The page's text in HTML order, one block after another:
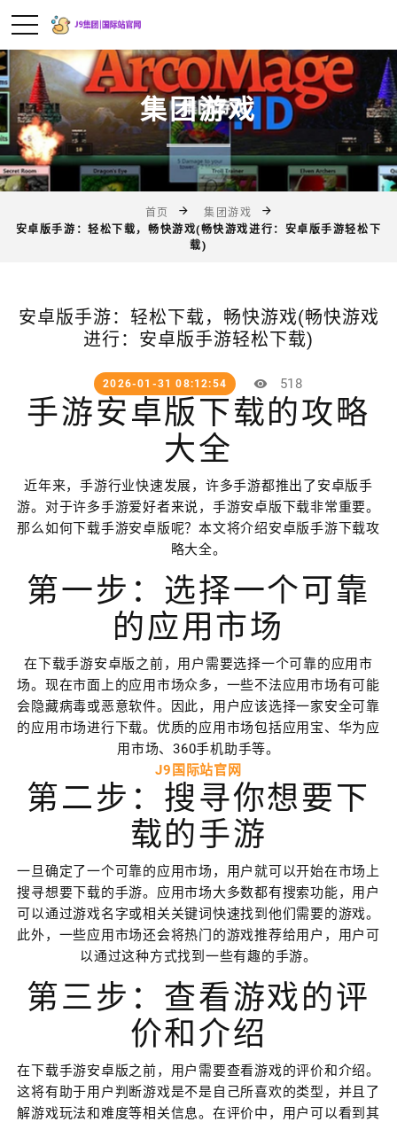
集团游戏
首页
集团游戏
安卓版手游：轻松下载，畅快游戏(畅快游戏进行：安卓版手游轻松下
载)
安卓版手游：轻松下载，畅快游戏(畅快游戏
进行：安卓版手游轻松下载)
2026-01-31 08:12:54 518
手游安卓版下载的攻略
大全
近年来，手游行业快速发展，许多手游都推出了安卓版手
游。对于许多手游爱好者来说，手游安卓版下载非常重要。
那么如何下载手游安卓版呢？本文将介绍安卓版手游下载攻
略大全。
第一步：选择一个可靠
的应用市场
在下载手游安卓版之前，用户需要选择一个可靠的应用市
场。现在市面上的应用市场众多，一些不法应用市场有可能
会隐藏病毒或恶意软件。因此，用户应该选择一家安全可靠
的应用市场进行下载。优质的应用市场包括应用宝、华为应
用市场、360手机助手等。
J9国际站官网
第二步：搜寻你想要下
载的手游
一旦确定了一个可靠的应用市场，用户就可以开始在市场上
搜寻想要下载的手游。应用市场大多数都有搜索功能，用户
可以通过游戏名字或相关关键词快速找到他们需要的游戏。
此外，一些应用市场还会将热门的游戏推荐给用户，用户可
以通过这种方式找到一些有趣的手游。
第三步：查看游戏的评
价和介绍
在下载手游安卓版之前，用户需要查看游戏的评价和介绍。
这将有助于用户判断游戏是不是自己所喜欢的类型，并且了
解游戏玩法和难度等相关信息。在评价中，用户可以看到其